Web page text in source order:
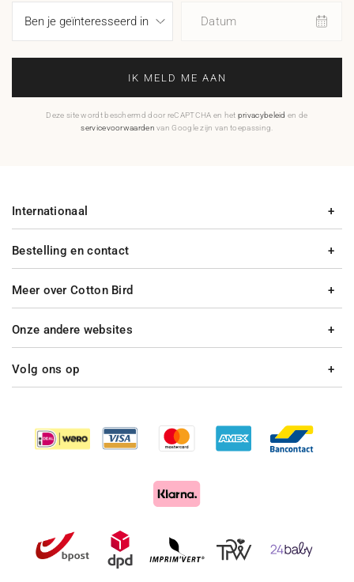
Datum
IK MELD ME AAN
Deze site wordt beschermd door reCAPTCHA en het privacybeleid en de
servicevoorwaarden van Google zijn van toepassing.
Bestelling en contact
Meer over Cotton Bird
Internationaal
Onze andere websites
Volg ons op